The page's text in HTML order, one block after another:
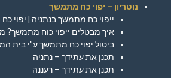
נוטריון – יפוי כח מתמשך
ייפוי כח מתמשך בנתניה | יפוי
איך מבטלים ייפוי כוח מתמשך?
ביטול יפוי כח מתמשך ע"י בית
תכנן את עתידך – נתניה
תכנן את עתידך – רעננה